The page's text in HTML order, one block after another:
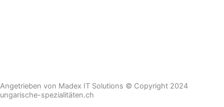
Angetrieben von Madex IT Solutions © Copyright 2024
ungarische-spezialitäten.ch